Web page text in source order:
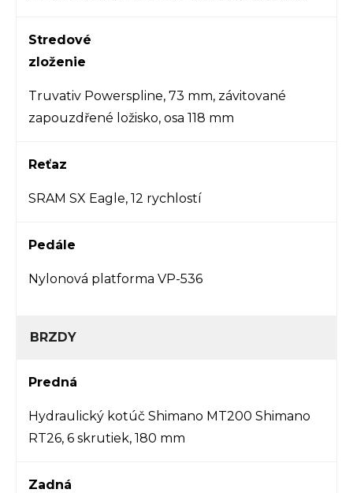
Stredové
zloženie
Truvativ Powerspline, 73 mm, závitované
zapouzdřené ložisko, osa 118 mm
Reťaz
SRAM SX Eagle, 12 rychlostí
Pedále
Nylonová platforma VP-536
BRZDY
Predná
Hydraulický kotúč Shimano MT200 Shimano
RT26, 6 skrutiek, 180 mm
Zadná